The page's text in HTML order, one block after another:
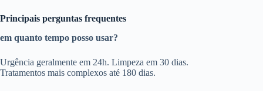
Principais perguntas frequentes
em quanto tempo posso usar?
Urgência geralmente em 24h. Limpeza em 30 dias.
Tratamentos mais complexos até 180 dias.